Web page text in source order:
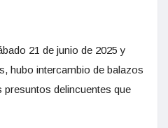
21 de junio de 2025 y
hubo intercambio de balazos
delincuentes que